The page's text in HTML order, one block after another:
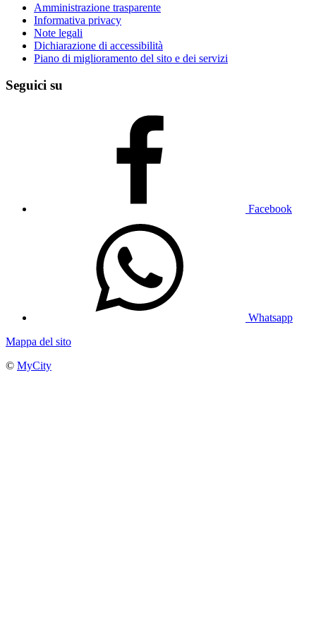
Amministrazione trasparente
Informativa privacy
Note legali
Dichiarazione di accessibilità
Piano di miglioramento del sito e dei servizi
Seguici su
Facebook
Whatsapp
Mappa del sito
© MyCity